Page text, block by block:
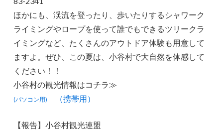
ほかにも、渓流を登ったり、歩いたりするシャワーク
ライミングやロープを使って誰でもできるツリークラ
イミングなど、たくさんのアウトドア体験も用意して
ますよ。ぜひ、この夏は、小谷村で大自然を体感して
ください！！
小谷村の観光情報はコチラ≫
(パソコン用) （携帯用）
【報告】小谷村観光連盟